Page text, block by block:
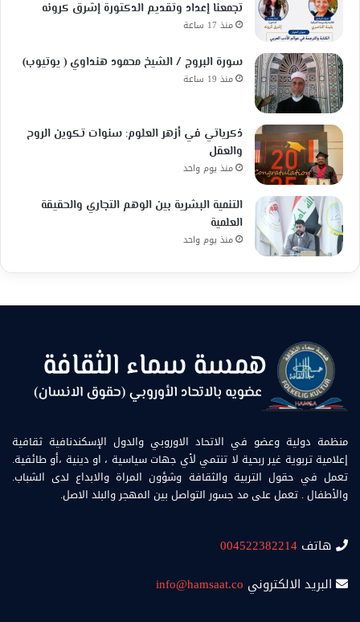
تجمعنا إعداد وتقديم الدكتورة إشرق كرونه
منذ 17 ساعة
سورة البروج / الشيخ محمود هنداوي ( يوتيوب)
منذ 19 ساعة
ذكرياتي في أزهر العلوم: سنوات تكوين الروح
والعقل
منذ يوم واحد
التنمية البشرية بين الوهم التجاري والحقيقة
العلمية
منذ يوم واحد
منظمة دولية وعضو في الاتحاد الاوروبي والدول الإسكندنافية ثقافية
إعلامية تربوية غير ربحية لا تنتمي لأي جهات سياسية ، او دينية ،أو طائفية.
تعمل في حقول التربية والثقافة وشؤون المراة والابداع لدى الشباب.
والأطفال . تعمل على مد جسور التواصل بين المهجر والبلد الاصل.
هاتف 004522382214
البريد الالكتروني info@hamsaat.co